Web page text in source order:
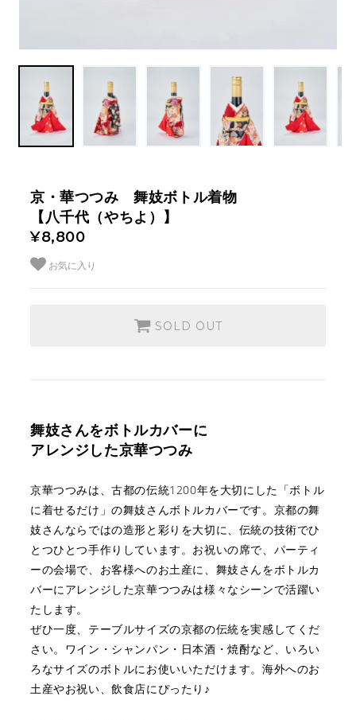
京・華つつみ 舞妓ボトル着物
【八千代（やちよ）】
¥8,800
お気に入り
SOLD OUT
舞妓さんをボトルカバーに
アレンジした京華つつみ
京華つつみは、古都の伝統1200年を大切にした 「ボトル
に着せるだけ」の舞妓さんボトルカバーです。 京都の舞
妓さんならではの造形と彩りを大切に、 伝統の技術でひ
とつひとつ手作りしています。 お祝いの席で、パーティ
ーの会場で、お客様へのお土産に、 舞妓さんをボトルカ
バーにアレンジした京華つつみは様々なシーンで活躍い
たします。
ぜひ一度、テーブルサイズの京都の伝統を実感してくだ
さい。 ワイン・シャンパン・日本酒・焼酎など、いろい
ろなサイズのボトルにお使いいただけます。 海外へのお
土産やお祝い、飲食店にぴったり♪